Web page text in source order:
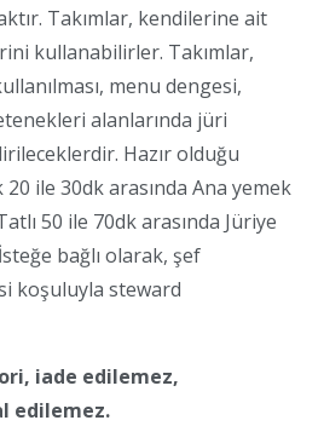
Takımlar, kendilerine ait
kullanabilirler. Takımlar,
menu dengesi,
alanlarında jüri
Hazır olduğu
ile 30dk arasında Ana yemek
50 ile 70dk arasında Jüriye
bağlı olarak, şef
koşuluyla steward
iade edilemez,
edilemez.